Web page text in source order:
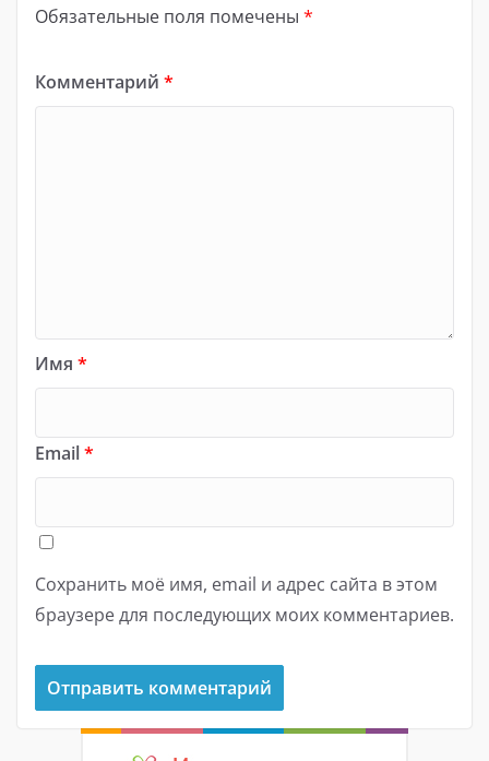
Обязательные поля помечены *
Комментарий *
Имя *
Email*
Сохранить моё имя, email и адрес сайта в этом
браузере для последующих моих комментариев.